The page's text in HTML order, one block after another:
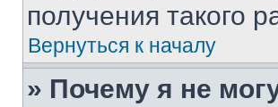
получения такого
Вернуться к началу
» Почему я не